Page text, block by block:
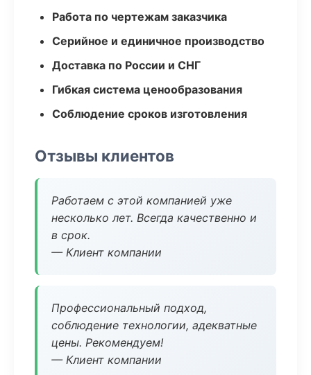
Работа по чертежам заказчика
Серийное и единичное производство
Доставка по России и СНГ
Гибкая система ценообразования
Соблюдение сроков изготовления
Отзывы клиентов
Работаем с этой компанией уже
несколько лет. Всегда качественно и
в срок.
— Клиент компании
Профессиональный подход,
соблюдение технологии, адекватные
цены. Рекомендуем!
— Клиент компании